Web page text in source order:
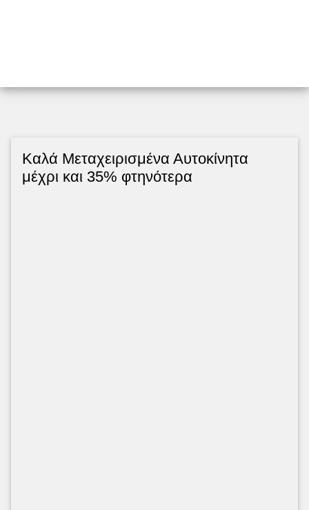
Kαλά Μεταχειρισμένα Αυτοκίνητα
μέχρι και 35% φτηνότερα